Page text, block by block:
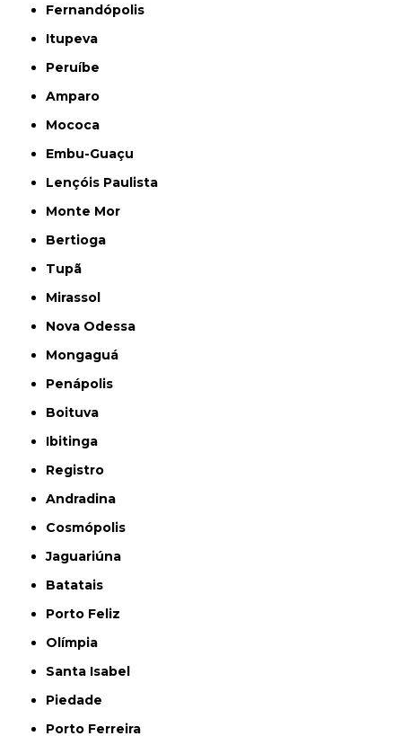
Fernandópolis
Itupeva
Peruíbe
Amparo
Mococa
Embu-Guaçu
Lençóis Paulista
Monte Mor
Bertioga
Tupã
Mirassol
Nova Odessa
Mongaguá
Penápolis
Boituva
Ibitinga
Registro
Andradina
Cosmópolis
Jaguariúna
Batatais
Porto Feliz
Olímpia
Santa Isabel
Piedade
Porto Ferreira